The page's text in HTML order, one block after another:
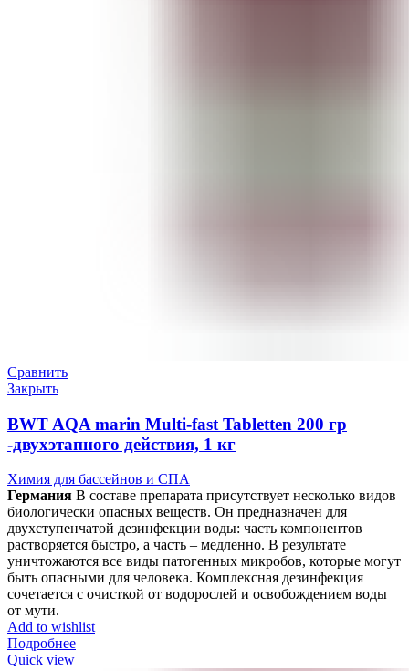
Сравнить
Закрыть
BWT AQA marin Multi-fast Tabletten 200 гр
-двухэтапного действия, 1 кг
Химия для бассейнов и СПА
Германия В составе препарата присутствует несколько видов
биологически опасных веществ. Он предназначен для
двухступенчатой дезинфекции воды: часть компонентов
растворяется быстро, а часть – медленно. В результате
уничтожаются все виды патогенных микробов, которые могут
быть опасными для человека. Комплексная дезинфекция
сочетается с очисткой от водорослей и освобождением воды
от мути.
Add to wishlist
Подробнее
Quick view